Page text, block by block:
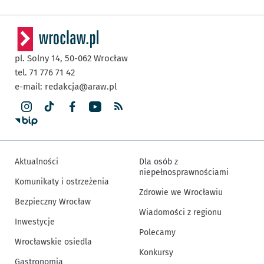
pl. Solny 14, 50-062 Wrocław
tel. 71 776 71 42
e-mail: redakcja@araw.pl
Aktualności
Komunikaty i ostrzeżenia
Bezpieczny Wrocław
Inwestycje
Wrocławskie osiedla
Gastronomia
Dla osób z
niepełnosprawnościami
Zdrowie we Wrocławiu
Wiadomości z regionu
Polecamy
Konkursy